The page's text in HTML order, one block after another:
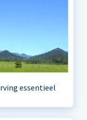
essentieel